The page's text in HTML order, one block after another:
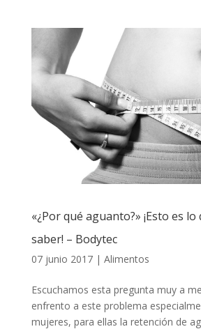
«¿Por qué aguanto?» ¡Esto es lo
saber! – Bodytec
07 junio 2017| Alimentos
Escuchamos esta pregunta muy a
enfrento a este problema
mujeres, para ellas la retención de